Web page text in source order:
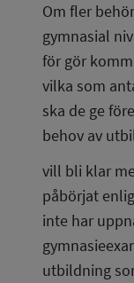
Om fler
gymnasial
för gör
vilka som
ska de ge
behov av
vill bli klar
påbörjat
inte har
utbildning